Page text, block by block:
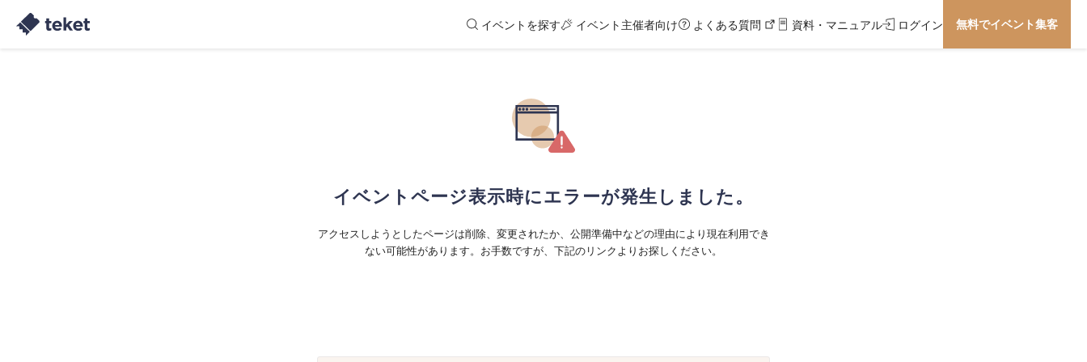
イベントを探す イベント主催者向け よくある質問 資料・マニュアル ログイン 無料でイベント集客
イベントページ表示時にエラーが発生しました。
アクセスしようとしたページは削除、変更されたか、公開準備中などの理由により現在利用でき
ない可能性があります。お手数ですが、下記のリンクよりお探しください。